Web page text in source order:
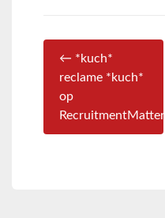
← *kuch*
reclame *kuch*
op
RecruitmentMatters